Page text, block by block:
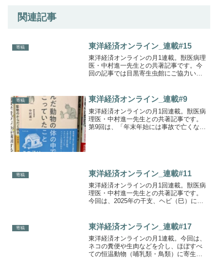
関連記事
寄稿 東洋経済オンライン_連載#15
東洋経済オンラインの月1連載。獣医病理
医・中村進一先生との共著記事です。今
回の記事では目黒寄生虫館にご協力いた
ご覧ください。
寄稿 東洋経済オンライン_連載#9
東洋経済オンラインの月1回連載。獣医病
理医・中村進一先生との共著記事です。
第9回は、「年末年始には事故で亡くなる
寄稿 東洋経済オンライン_連載#11
東洋経済オンラインの月1回連載。獣医病
理医・中村進一先生との共著記事です。
今回は、2025年の干支、ヘビ（巳）にち
きや……？
寄稿 東洋経済オンライン_連載#17
東洋経済オンラインの月1連載。今回は、
ネコの糞便や生肉などを介し、ほぼすべ
ての恒温動物（哺乳類・鳥類）に寄生す